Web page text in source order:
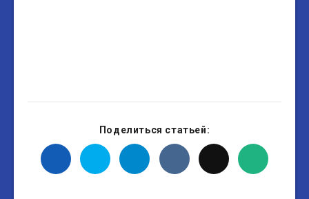
Поделиться статьей: